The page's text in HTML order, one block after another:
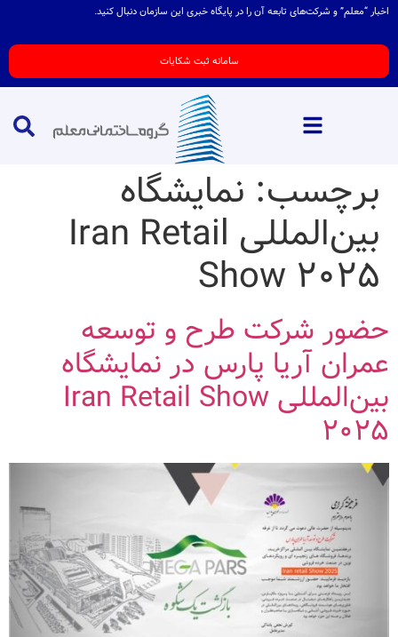
اخبار “معلم” و شرکت‌های تابعه آن را در پایگاه خبری این سازمان دنبال کنید.
سامانه ثبت شکایات
برچسب: نمایشگاه
بین‌المللی Iran Retail
Show ۲۰۲۵
حضور شرکت طرح و توسعه
عمران آریا پارس در نمایشگاه
بین‌المللی Iran Retail Show
۲۰۲۵